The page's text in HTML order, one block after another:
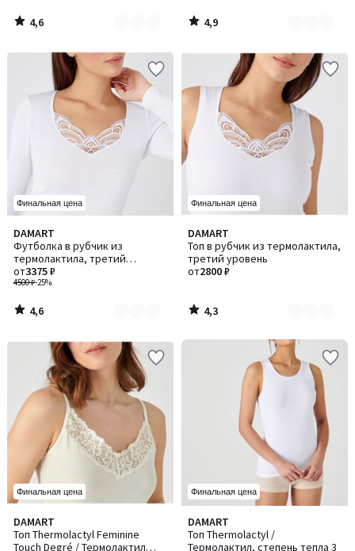
4,6
/
4,9
/
Финальная цена
DAMART
Футболка в рубчик из
термолактила, третий
уровень
4500 ₽-25%
от3375 ₽
4,6
/ 5
Количество
цветов:
3
4,6
/
Финальная цена
DAMART
Топ в рубчик из термолактила,
третий уровень
от2800 ₽
4,3
/ 5
Количество
цветов:
3
4,3
/
Финальная цена
DAMART
Топ Thermolactyl Feminine
Touch Degré / Термолактил
4,9
/ 5
Количество
цветов:
Финальная цена
DAMART
Топ Thermolactyl /
Термолактил, степень тепла 3
4,8
/ 5
Количество
цветов: